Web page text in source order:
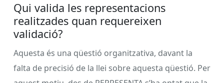
Qui valida les representacions
realitzades quan requereixen
validació?
Aquesta és una qüestió organitzativa, davant la
falta de precisió de la llei sobre aquesta qüestió. Per